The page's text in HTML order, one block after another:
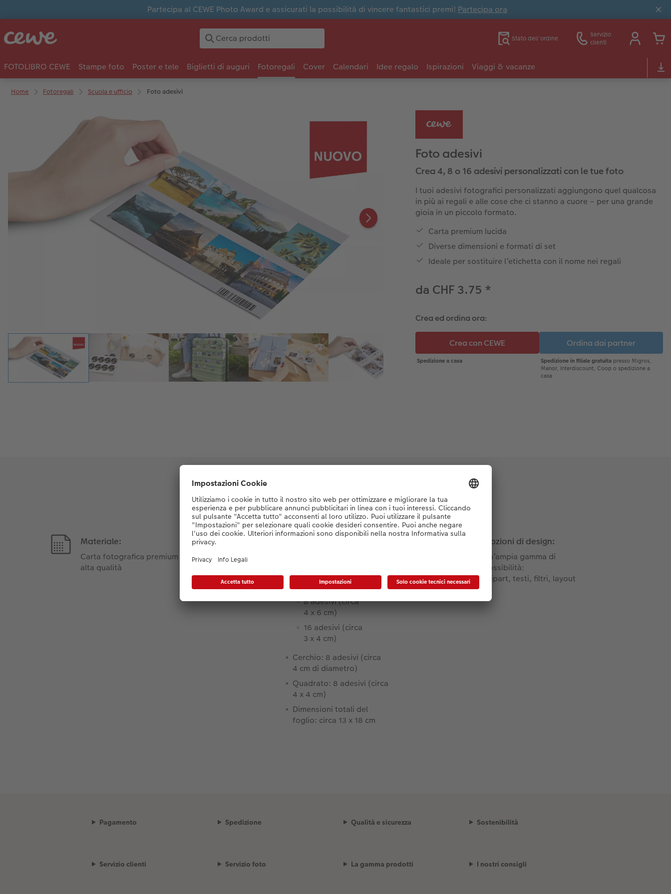
Partecipa al CEWE Photo Award e assicurati la possibilità di vincere fantastici premi! Partecipa ora
Stato dell’ordine
Servizio
clienti
FOTOLIBRO CEWE Stampe foto Poster e tele Biglietti di auguri Fotoregali Cover Calendari Idee regalo Ispirazioni Viaggi & vacanze
Home Fotoregali Scuola e ufficio Foto adesivi
Foto adesivi
Crea 4, 8 o 16 adesivi personalizzati con le tue foto
I tuoi adesivi fotografici personalizzati aggiungono quel qualcosa
in più ai regali e alle cose che ci stanno a cuore – per una grande
gioia in un piccolo formato.
Carta premium lucida
Diverse dimensioni e formati di set
Ideale per sostituire l’etichetta con il nome nei regali
da CHF 3.75 *
Crea ed ordina ora:
Dettagli del prodotto
Materiale:
Carta fotografica premium di
alta qualità
4 adesivi (circa
6 x 8 cm)
8 adesivi (circa
4 x 6 cm)
16 adesivi (circa
3 x 4 cm)
Cerchio: 8 adesivi (circa
4 cm di diametro)
Quadrato: 8 adesivi (circa
4 x 4 cm)
Dimensioni totali del
foglio: circa 13 x 18 cm
Opzioni di design:
Un’ampia gamma di
possibilità:
Clipart, testi, filtri, layout
Pagamento Spedizione Qualità e sicurezza Sostenibilità
Servizio clienti Servizio foto La gamma prodotti I nostri consigli